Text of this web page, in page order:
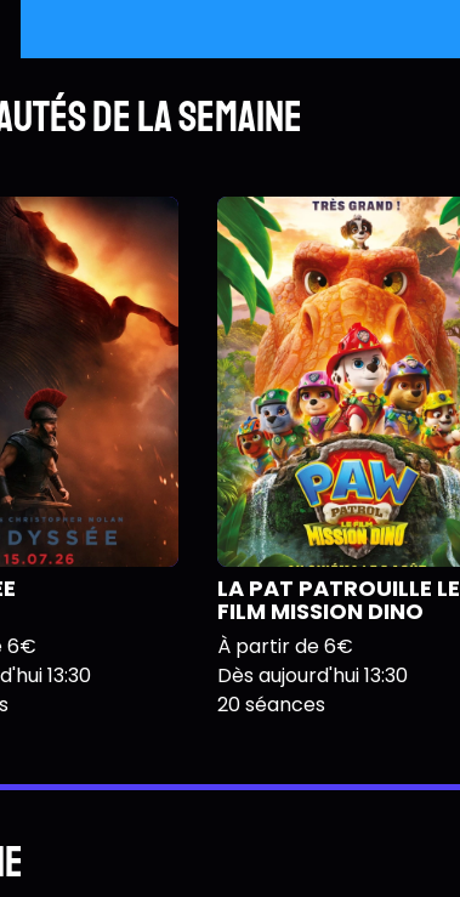
de la semaine
6€
13:30
LA PAT PATROUILLE LE
FILM MISSION DINO
À partir de 6€
Dès aujourd'hui 13:30
20 séances